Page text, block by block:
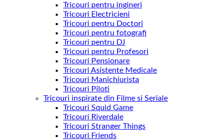
Tricouri pentru ingineri
Tricouri Electricieni
Tricouri pentru Doctori
Tricouri pentru fotografi
Tricouri pentru DJ
Tricouri pentru Profesori
Tricouri Pensionare
Tricouri Asistente Medicale
Tricouri Manichiurista
Tricouri Piloti
Tricouri inspirate din Filme si Seriale
Tricouri Squid Game
Tricouri Riverdale
Tricouri Stranger Things
Tricouri Friends